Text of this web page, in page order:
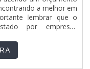
a melhor em
lembrar que o
por empresas
do serviço, além de
e execuções mal